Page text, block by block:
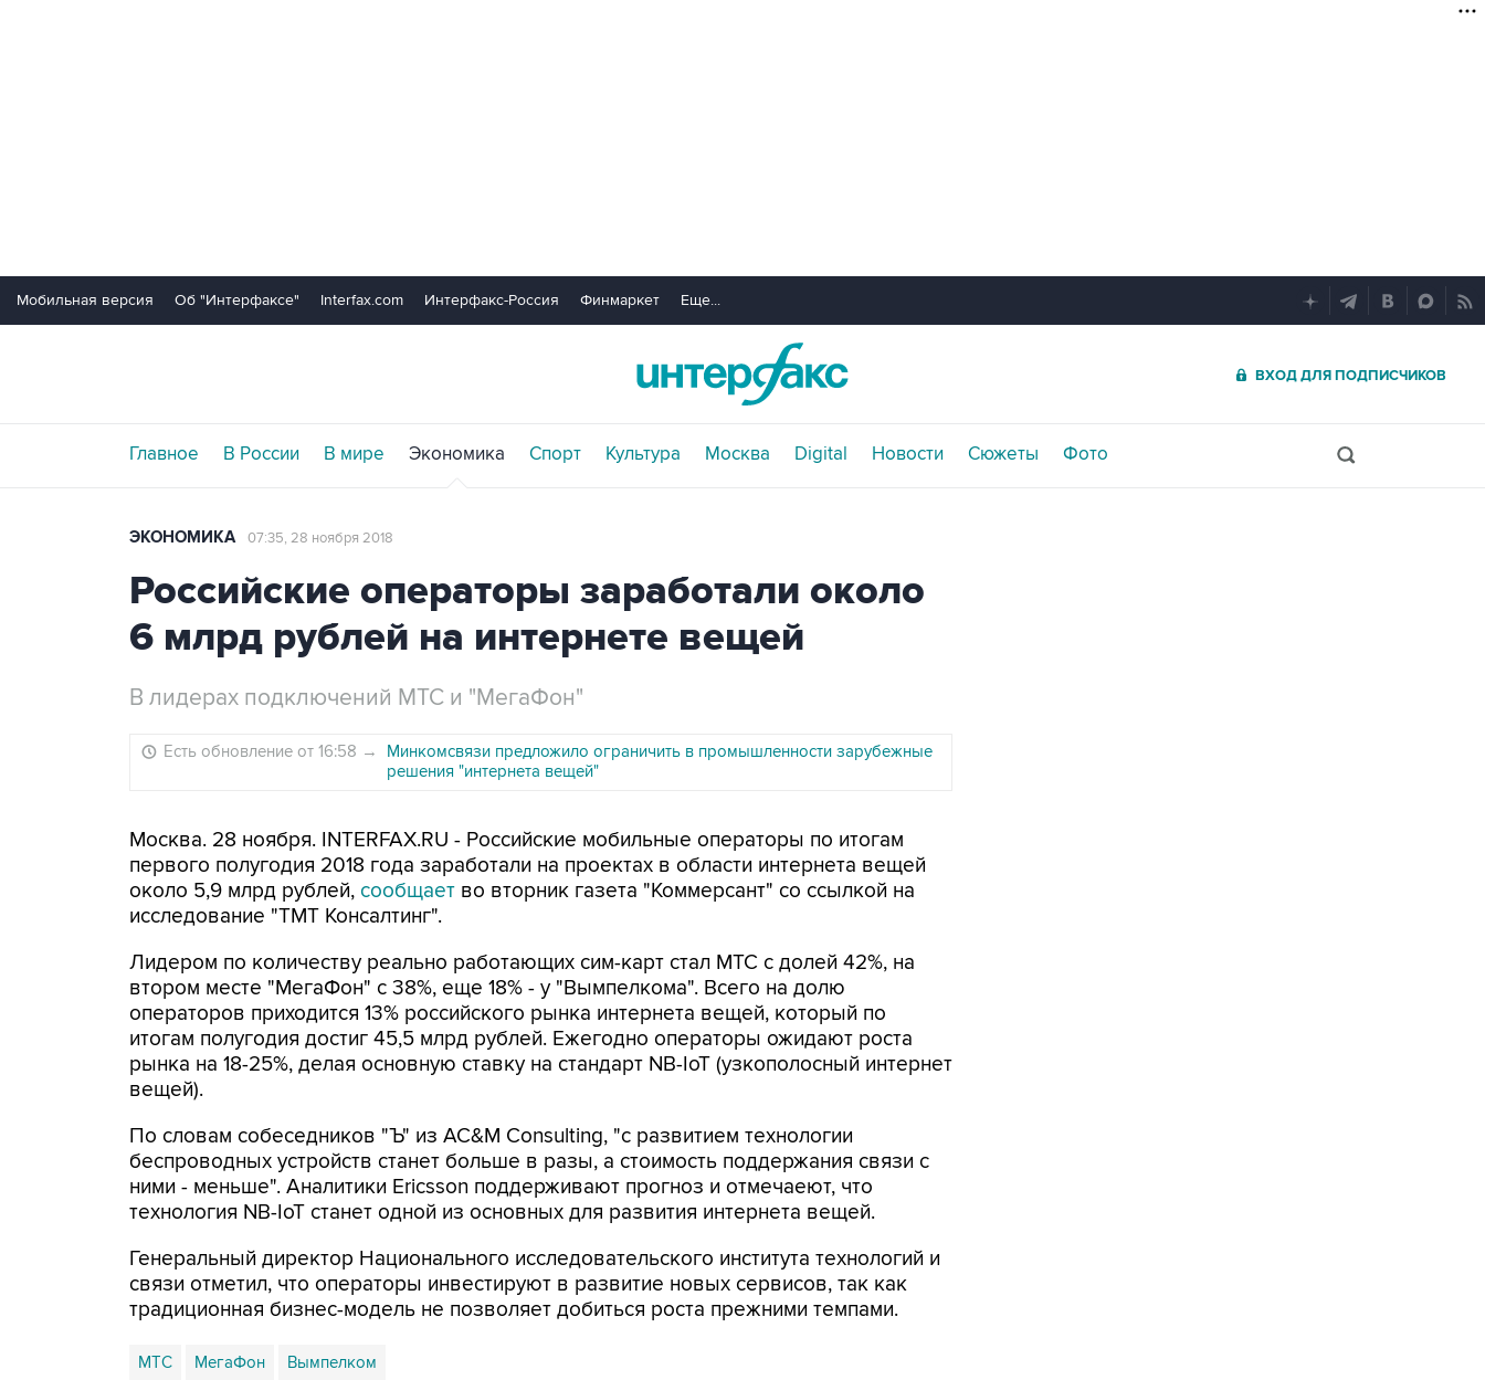
Мобильная версия Об "Интерфаксе" Interfax.com Интерфакс-Россия Финмаркет Еще...
ВХОД ДЛЯ ПОДПИСЧИКОВ
Главное В России В мире Экономика Спорт Культура Москва Digital Новости Сюжеты Фото
ЭКОНОМИКА 07:35, 28 ноября 2018
Российские операторы заработали около
6 млрд рублей на интернете вещей
В лидерах подключений МТС и "МегаФон"
Есть обновление от 16:58 →
Минкомсвязи предложило ограничить в промышленности зарубежные
решения "интернета вещей"
Москва. 28 ноября. INTERFAX.RU - Российские мобильные операторы по итогам
первого полугодия 2018 года заработали на проектах в области интернета вещей
около 5,9 млрд рублей, сообщает во вторник газета "Коммерсант" со ссылкой на
исследование "ТМТ Консалтинг".
Лидером по количеству реально работающих сим-карт стал МТС с долей 42%, на
втором месте "МегаФон" с 38%, еще 18% - у "Вымпелкома". Всего на долю
операторов приходится 13% российского рынка интернета вещей, который по
итогам полугодия достиг 45,5 млрд рублей. Ежегодно операторы ожидают роста
рынка на 18-25%, делая основную ставку на стандарт NB-IoT (узкополосный интернет
вещей).
По словам собеседников "Ъ" из AC&M Consulting, "с развитием технологии
беспроводных устройств станет больше в разы, а стоимость поддержания связи с
ними - меньше". Аналитики Ericsson поддерживают прогноз и отмечаеют, что
технология NB-IoT станет одной из основных для развития интернета вещей.
Генеральный директор Национального исследовательского института технологий и
связи отметил, что операторы инвестируют в развитие новых сервисов, так как
традиционная бизнес-модель не позволяет добиться роста прежними темпами.
МТС МегаФон Вымпелком